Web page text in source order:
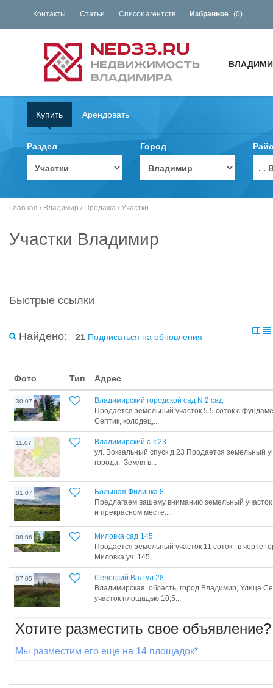
Контакты Статьи Список агентств Избранное (0)
Купить Арендовать
Раздел Город
. .
Главная / Владимир / Продажа / Участки
Участки Владимир
Быстрые ссылки
Найдено: 21 Подписаться на обновления
Фото Тип Адрес
30.07
Владимирский городской сад N 2 сад
Продaётся земельный участок 5.5 соток с
Септик, колодец,...
11.07
Владимирский с-к 23
ул. Вокзальный спуск д.23 Продается земельный
города. Земля в...
01.07
Большая Филинка 8
Предлагаем вашему вниманию земельный
и прекрасном месте....
08.06
Миловка сад 145
Продается земельный участок 11 соток в черте
Миловка уч. 145,...
07.05
Селецкий Вал ул 28
Владимирская область, город Владимир, Улица
участок площадью 10,5...
Хотите разместить свое объявление?
Мы разместим его еще на 14 площадок*